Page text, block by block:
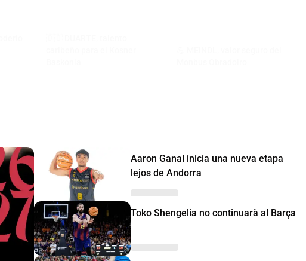
Aaron Ganal inicia una nueva etapa
lejos de Andorra
Toko Shengelia no continuarà al Barça